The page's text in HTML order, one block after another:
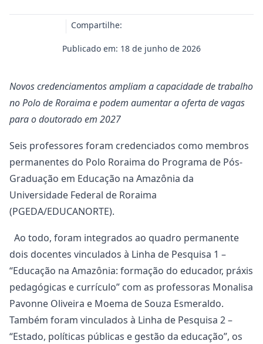
Publicado em: 18 de junho de 2026
Compartilhe:
Novos credenciamentos ampliam a capacidade de trabalho
no Polo de Roraima e podem aumentar a oferta de vagas
para o doutorado em 2027
Seis professores foram credenciados como membros
permanentes do Polo Roraima do Programa de Pós-
Graduação em Educação na Amazônia da
Universidade Federal de Roraima
(PGEDA/EDUCANORTE).
Ao todo, foram integrados ao quadro permanente
dois docentes vinculados à Linha de Pesquisa 1 –
“Educação na Amazônia: formação do educador, práxis
pedagógicas e currículo” com as professoras Monalisa
Pavonne Oliveira e Moema de Souza Esmeraldo.
Também foram vinculados à Linha de Pesquisa 2 –
“Estado, políticas públicas e gestão da educação”, os